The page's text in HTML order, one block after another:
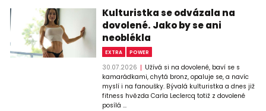
Kulturistka se odvázala na
dovolené. Jako by se ani
neoblékla
EXTRA POWER
30.07.2026
Užívá si na dovolené, baví se s
kamarádkami, chytá bronz, opaluje se, a navíc
myslí i na fanoušky. Bývalá kulturistka a dnes již
fitness hvězda Carla Leclercq totiž z dovolené
posílá ...